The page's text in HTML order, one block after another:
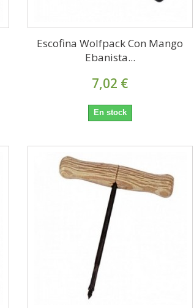
Escofina Wolfpack Con Mango
Ebanista...
7,02 €
En stock